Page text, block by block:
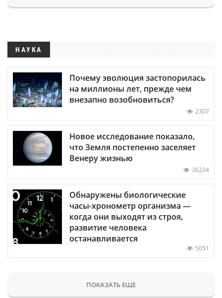
НАУКА
Почему эволюция застопорилась
на миллионы лет, прежде чем
внезапно возобновиться?
2307
Новое исследование показало,
что Земля постепенно заселяет
Венеру жизнью
36234
Обнаружены биологические
часы-хронометр организма —
когда они выходят из строя,
развитие человека
останавливается
5051
ПОКАЗАТЬ ЕЩЕ